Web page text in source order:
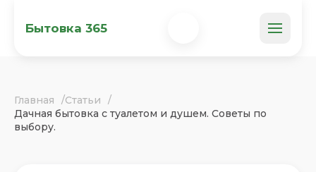
Бытовка 365
Главная
Статьи
Дачная бытовка с туалетом и душем. Советы по
выбору.